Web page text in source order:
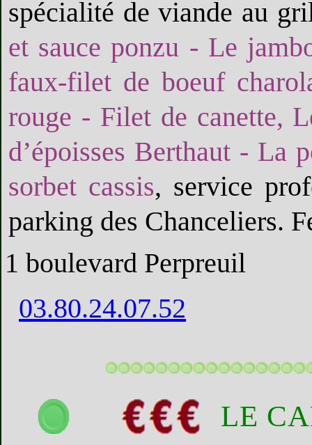
spécialité de viande au
et sauce ponzu - Le
faux-filet de boeuf
rouge - Filet de canette,
d’époisses Berthaut - La
sorbet cassis, service
parking des Chanceliers.
1 boulevard Perpreuil
03.80.24.07.52
LE